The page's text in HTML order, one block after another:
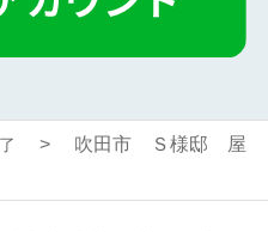
吹田市 Ｓ様邸 屋